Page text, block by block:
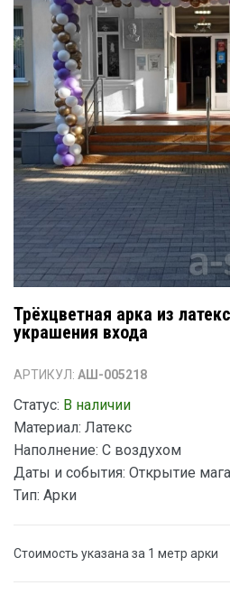
Трёхцветная арка из
украшения входа
АРТИКУЛ: АШ-005218
Статус: В наличии
Материал: Латекс
Наполнение: С воздухом
Даты и события: Открытие
Тип: Арки
Стоимость указана за 1 метр арки